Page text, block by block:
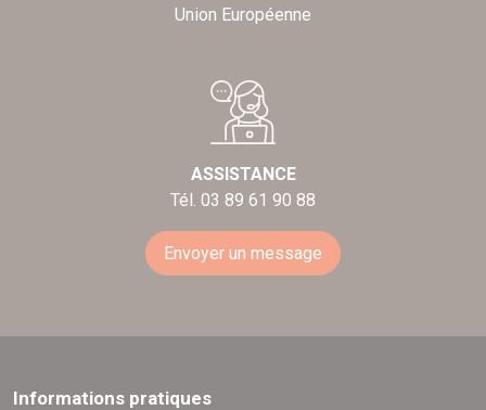
Union Européenne
ASSISTANCE
Tél. 03 89 61 90 88
Envoyer un message
Informations pratiques